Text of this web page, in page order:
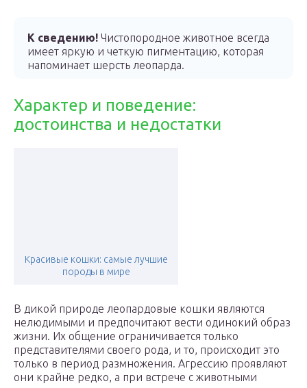
К сведению! Чистопородное животное всегда
имеет яркую и четкую пигментацию, которая
напоминает шерсть леопарда.
Характер и поведение:
достоинства и недостатки
Красивые кошки: самые лучшие
породы в мире
В дикой природе леопардовые кошки являются
нелюдимыми и предпочитают вести одинокий образ
жизни. Их общение ограничивается только
представителями своего рода, и то, происходит это
только в период размножения. Агрессию проявляют
они крайне редко, а при встрече с животными